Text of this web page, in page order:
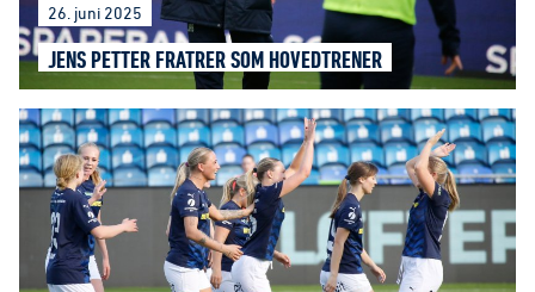
26. juni 2025
JENS PETTER FRATRER SOM HOVEDTRENER